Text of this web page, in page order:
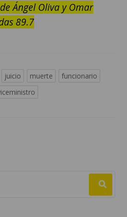
Ángel Oliva y Omar
89.7
juicio muerte
funcionario